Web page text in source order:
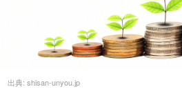
出典: shisan-unyou.jp